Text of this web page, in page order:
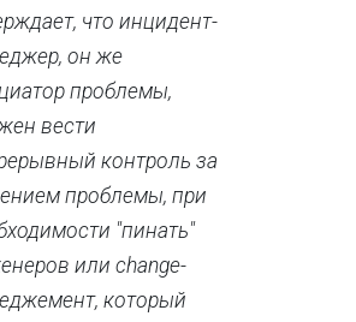
что инцидент-
он же
проблемы,
вести
контроль за
проблемы, при
"пинать"
или change-
который